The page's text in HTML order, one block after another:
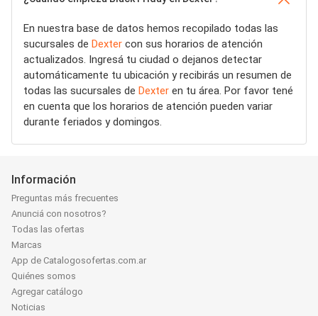
En nuestra base de datos hemos recopilado todas las
sucursales de Dexter con sus horarios de atención
actualizados. Ingresá tu ciudad o dejanos detectar
automáticamente tu ubicación y recibirás un resumen de
todas las sucursales de Dexter en tu área. Por favor tené
en cuenta que los horarios de atención pueden variar
durante feriados y domingos.
Información
Preguntas más frecuentes
Anunciá con nosotros?
Todas las ofertas
Marcas
App de Catalogosofertas.com.ar
Quiénes somos
Agregar catálogo
Noticias